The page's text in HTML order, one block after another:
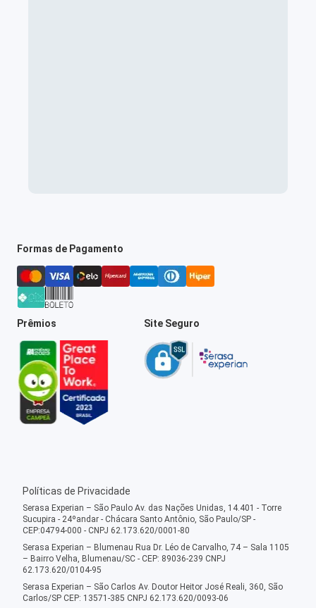
Formas de Pagamento
Prêmios Site Seguro
Políticas de Privacidade
Serasa Experian – São Paulo Av. das Nações Unidas, 14.401 - Torre
Sucupira - 24ºandar - Chácara Santo Antônio, São Paulo/SP -
CEP:04794-000 - CNPJ 62.173.620/0001-80
Serasa Experian – Blumenau Rua Dr. Léo de Carvalho, 74 – Sala 1105
– Bairro Velha, Blumenau/SC - CEP: 89036-239 CNPJ
62.173.620/0104-95
Serasa Experian – São Carlos Av. Doutor Heitor José Reali, 360, São
Carlos/SP CEP: 13571-385 CNPJ 62.173.620/0093-06